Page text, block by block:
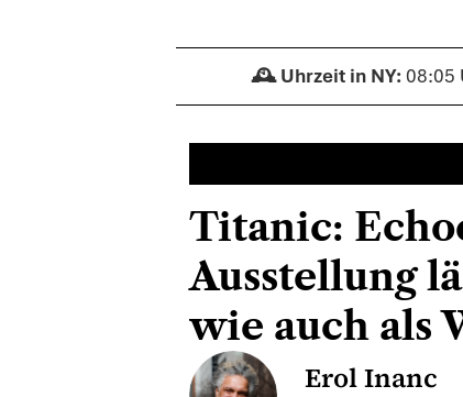
08:05
Titanic:
Ausstellung
wie auch als
Erol Inanc